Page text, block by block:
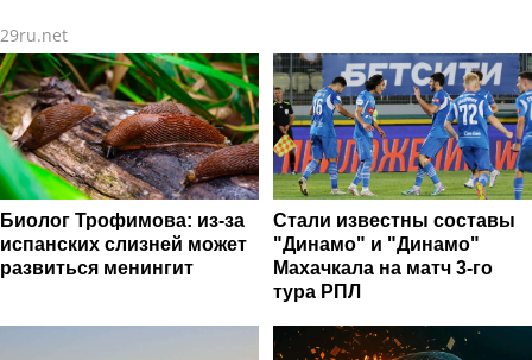
29ru.net
Биолог Трофимова: из-за
испанских слизней может
развиться менингит
Стали известны составы
"Динамо" и "Динамо"
Махачкала на матч 3-го
тура РПЛ